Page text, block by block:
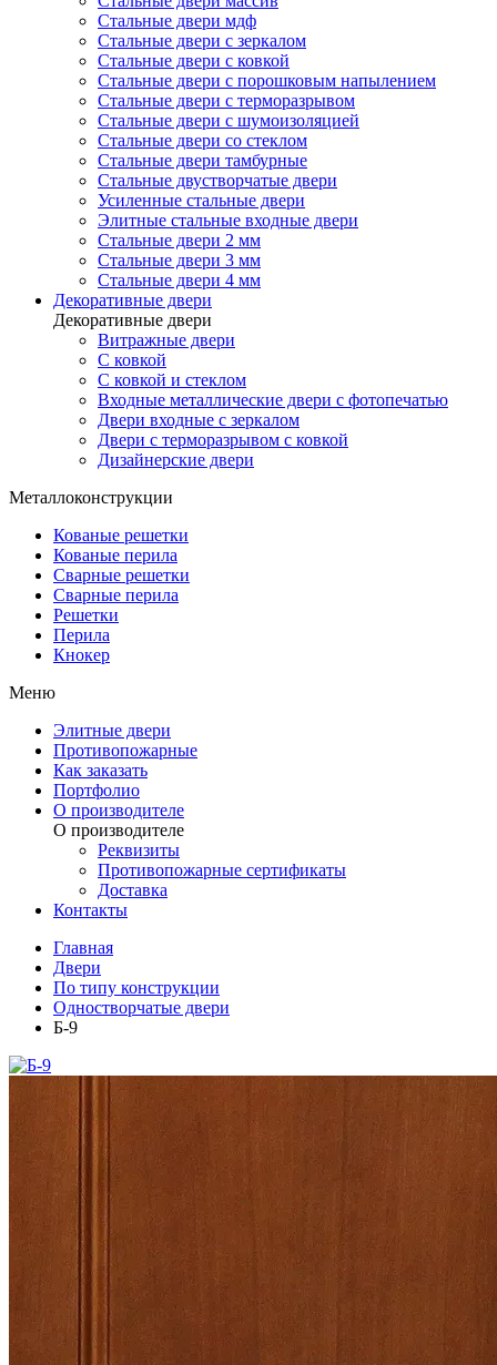
Стальные двери мдф
Стальные двери с зеркалом
Стальные двери с ковкой
Стальные двери с порошковым напылением
Стальные двери с терморазрывом
Стальные двери с шумоизоляцией
Стальные двери со стеклом
Стальные двери тамбурные
Стальные двустворчатые двери
Усиленные стальные двери
Элитные стальные входные двери
Стальные двери 2 мм
Стальные двери 3 мм
Стальные двери 4 мм
Декоративные двери
Декоративные двери
Витражные двери
С ковкой
С ковкой и стеклом
Входные металлические двери с фотопечатью
Двери входные с зеркалом
Двери с терморазрывом с ковкой
Дизайнерские двери
Металлоконструкции
Кованые решетки
Кованые перила
Сварные решетки
Сварные перила
Решетки
Перила
Кнокер
Меню
Элитные двери
Противопожарные
Как заказать
Портфолио
О производителе
О производителе
Реквизиты
Противопожарные сертификаты
Доставка
Контакты
Главная
Двери
По типу конструкции
Одностворчатые двери
Б-9